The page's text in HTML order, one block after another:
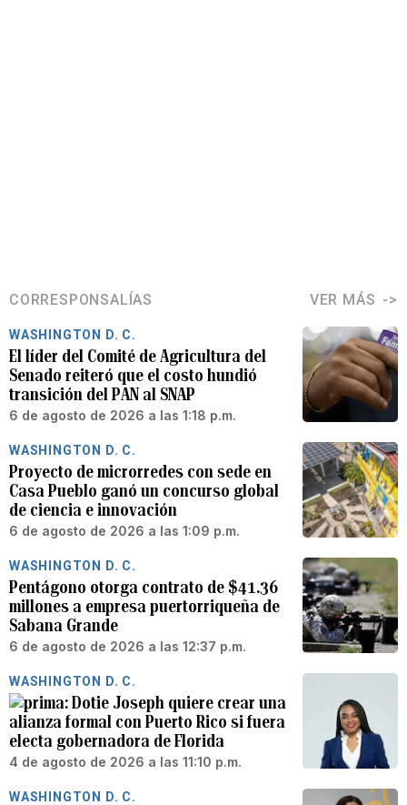
CORRESPONSALÍAS VER MÁS
WASHINGTON D. C.
El líder del Comité de Agricultura del
Senado reiteró que el costo hundió
transición del PAN al SNAP
6 de agosto de 2026 a las 1:18 p.m.
WASHINGTON D. C.
Proyecto de microrredes con sede en
Casa Pueblo ganó un concurso global
de ciencia e innovación
6 de agosto de 2026 a las 1:09 p.m.
WASHINGTON D. C.
Pentágono otorga contrato de $41.36
millones a empresa puertorriqueña de
Sabana Grande
6 de agosto de 2026 a las 12:37 p.m.
WASHINGTON D. C.
Dotie Joseph quiere crear una
alianza formal con Puerto Rico si fuera
electa gobernadora de Florida
4 de agosto de 2026 a las 11:10 p.m.
WASHINGTON D. C.